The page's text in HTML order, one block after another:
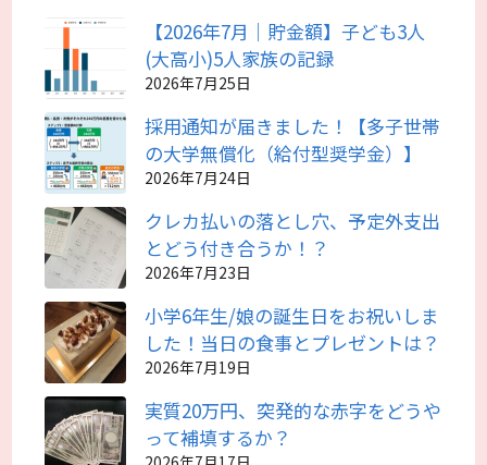
【2026年7月｜貯金額】子ども3人
(大高小)5人家族の記録
2026年7月25日
採用通知が届きました！【多子世帯
の大学無償化（給付型奨学金）】
2026年7月24日
クレカ払いの落とし穴、予定外支出
とどう付き合うか！？
2026年7月23日
小学6年生/娘の誕生日をお祝いしま
した！当日の食事とプレゼントは？
2026年7月19日
実質20万円、突発的な赤字をどうや
って補填するか？